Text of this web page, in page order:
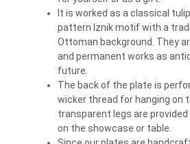
The tiles have been drawn
under glaze (grained) and
approximately 950 degrees,
deterioration in their colors
even under effective hot, cold
sunlight conditions for years.
As a decorative for office,
all living spaces; It can be
showcase, desktop and wall
for yourself or as a gift.